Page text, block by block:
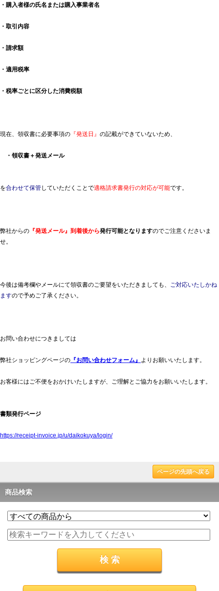
・購入者様の氏名または購入事業者名
・取引内容
・請求額
・適用税率
・税率ごとに区分した消費税額
現在、領収書に必要事項の 『発送日』 の記載ができていないため、
・領収書＋発送メール
を合わせて保管していただくことで適格請求書発行の対応が可能です。
弊社からの 『発送メール』到着後から発行可能となりますのでご注意くださいま
せ。
今後は備考欄やメールにて領収書のご要望をいただきましても、 ご対応いたしかね
ますので予めご了承ください。
お問い合わせにつきましては
弊社ショッピングページの 『お問い合わせフォーム』 よりお願いいたします。
お客様にはご不便をおかけいたしますが、ご理解とご協力をお願いいたします。
書類発行ページ
https://receipt-invoice.jp/u/daikokuya/login/
ページの先頭へ戻る
商品検索